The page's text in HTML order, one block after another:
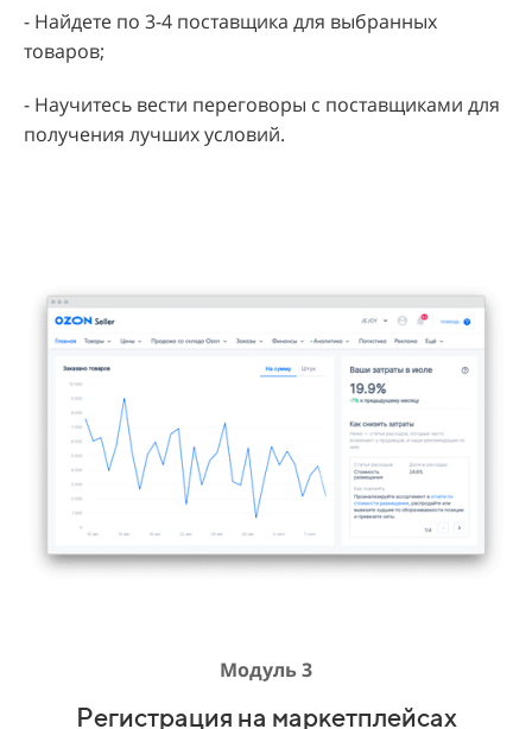
- Найдете по 3-4 поставщика для выбранных
товаров;
- Научитесь вести переговоры с поставщиками для
получения лучших условий.
Модуль 3
Регистрация на маркетплейсах